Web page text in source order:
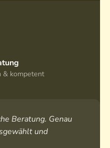
& kompetent
Beratung. Genau
und